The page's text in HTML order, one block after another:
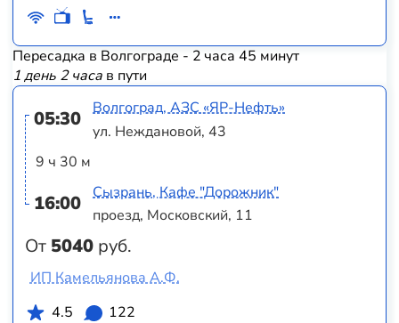
Пересадка в Волгограде - 2 часа 45 минут
1 день 2 часав пути
05:30
9 ч 30 м
16:00
От 5040 руб.
Волгоград, АЗС «ЯР-Нефть»
ул. Неждановой, 43
Сызрань, Кафе "Дорожник"
проезд, Московский, 11
ИП Камельянова А.Ф.
4.5
122